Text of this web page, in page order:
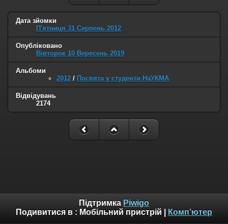
Дата зйомки
П'ятниця 31 Серпень 2012
Опубліковано
Вівторок 10 Вересень 2019
Альбоми
2012 / Посвята у студенти НаУКМА
Відвідувань
2174
Підтримка Piwigo
Подивитися в : Мобільний пристрій Комп’ютер